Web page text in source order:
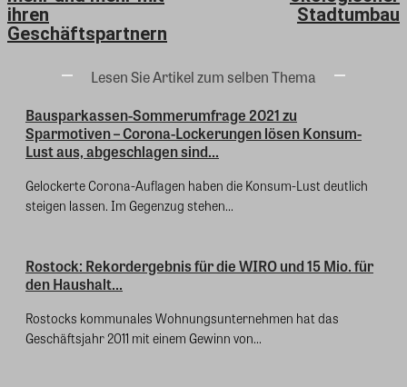
ihren
Geschäftspartnern
Stadtumbau
Lesen Sie Artikel zum selben Thema
Bausparkassen-Sommerumfrage 2021 zu
Sparmotiven – Corona-Lockerungen lösen Konsum-
Lust aus, abgeschlagen sind...
Gelockerte Corona-Auflagen haben die Konsum-Lust deutlich
steigen lassen. Im Gegenzug stehen...
Rostock: Rekordergebnis für die WIRO und 15 Mio. für
den Haushalt...
Rostocks kommunales Wohnungsunternehmen hat das
Geschäftsjahr 2011 mit einem Gewinn von...